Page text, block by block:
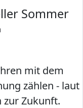
Sommer
mit dem
zählen - laut
zur Zukunft.